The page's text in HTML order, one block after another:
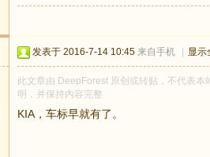
发表于 2016-7-14 10:45 来自手机 显示
此文章由 DeepForest 原创或转贴，不代表
明，并保持内容完整
KIA，车标早就有了。